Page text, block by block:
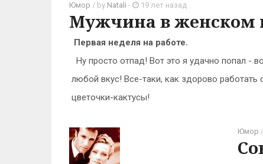
Юмор / by Natali - 19 лет назад
Мужчина в женском
Первая неделя на работе.
Ну просто отпад! Вот это я удачно попал -
любой вкус! Все-таки, как здорово
цветочки-кактусы!
Юмор